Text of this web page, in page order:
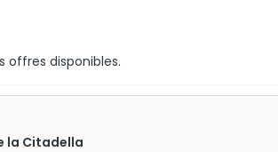
offres disponibles.
la Citadella